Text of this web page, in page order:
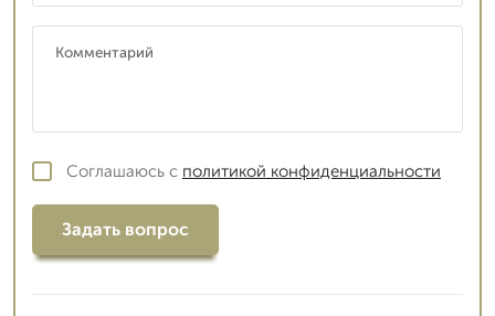
Соглашаюсь с политикой конфиденциальности
Задать вопрос